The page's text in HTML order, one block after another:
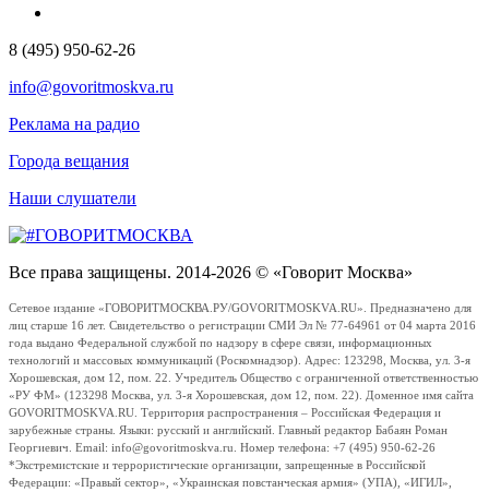
8 (495) 950-62-26
info@govoritmoskva.ru
Реклама на радио
Города вещания
Наши слушатели
Все права защищены. 2014-2026 © «Говорит Москва»
Сетевое издание «ГОВОРИТМОСКВА.РУ/GOVORITMOSKVA.RU». Предназначено для
лиц старше 16 лет. Свидетельство о регистрации СМИ Эл № 77-64961 от 04 марта 2016
года выдано Федеральной службой по надзору в сфере связи, информационных
технологий и массовых коммуникаций (Роскомнадзор). Адрес: 123298, Москва, ул. 3-я
Хорошевская, дом 12, пом. 22. Учредитель Общество с ограниченной ответственностью
«РУ ФМ» (123298 Москва, ул. 3-я Хорошевская, дом 12, пом. 22). Доменное имя сайта
GOVORITMOSKVA.RU. Территория распространения – Российская Федерация и
зарубежные страны. Языки: русский и английский. Главный редактор Бабаян Роман
Георгиевич. Email: info@govoritmoskva.ru. Номер телефона: +7 (495) 950-62-26
*Экстремистские и террористические организации, запрещенные в Российской
Федерации: «Правый сектор», «Украинская повстанческая армия» (УПА), «ИГИЛ»,